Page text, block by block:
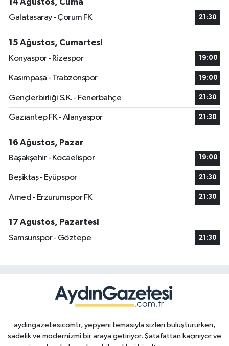
14 Ağustos, Cuma
Galatasaray - Çorum FK
21:30
15 Ağustos, Cumartesi
Konyaspor - Rizespor
19:00
Kasımpaşa - Trabzonspor 19:00
Gençlerbirliği S.K. - Fenerbahçe 21:30
Gaziantep FK - Alanyaspor 21:30
16 Ağustos, Pazar
Başakşehir - Kocaelispor
19:00
Beşiktaş - Eyüpspor 21:30
Amed - Erzurumspor FK 21:30
17 Ağustos, Pazartesi
Samsunspor - Göztepe
21:30
aydingazetesicomtr, yepyeni temasıyla sizleri buluştururken,
sadelik ve modernizmi bir araya getiriyor. Şatafattan kaçınıyor ve